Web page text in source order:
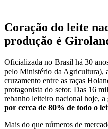
Coração do leite
produção é
Oficializada no Brasil há 30
pelo Ministério da Agricultura),
cruzamento entre as raças
protagonista do setor. Das 16
rebanho leiteiro nacional hoje, a
por cerca de 80% de todo o
Mais do que números de